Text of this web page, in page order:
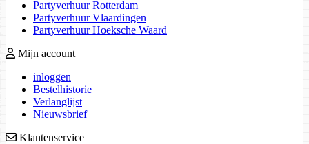
Partyverhuur Rotterdam
Partyverhuur Vlaardingen
Partyverhuur Hoeksche Waard
Mijn account
inloggen
Bestelhistorie
Verlanglijst
Nieuwsbrief
Klantenservice